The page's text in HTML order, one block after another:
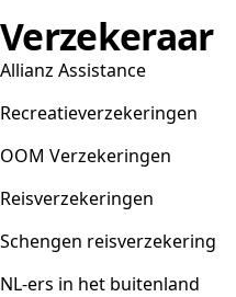
Verzekeraar
Allianz Assistance
Recreatieverzekeringen
OOM Verzekeringen
Reisverzekeringen
Schengen reisverzekering
NL-ers in het buitenland